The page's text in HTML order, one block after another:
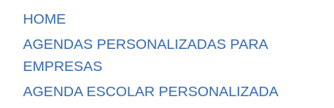
HOME
AGENDAS PERSONALIZADAS PARA
EMPRESAS
AGENDA ESCOLAR PERSONALIZADA